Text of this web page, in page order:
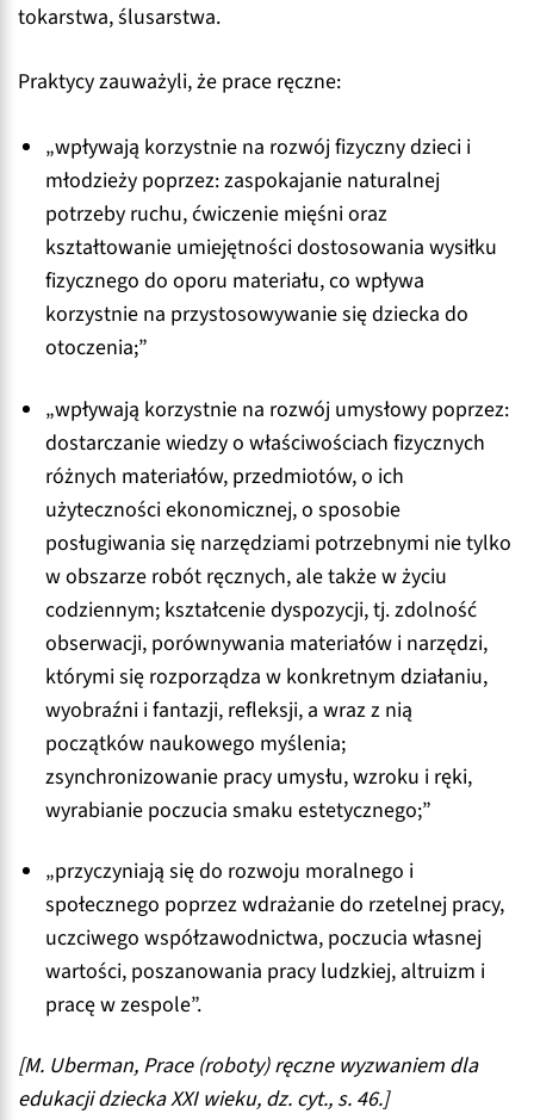
tokarstwa, ślusarstwa.
Praktycy zauważyli, że prace ręczne:
„wpływają korzystnie na rozwój fizyczny dzieci i
młodzieży poprzez: zaspokajanie naturalnej
potrzeby ruchu, ćwiczenie mięśni oraz
kształtowanie umiejętności dostosowania wysiłku
fizycznego do oporu materiału, co wpływa
korzystnie na przystosowywanie się dziecka do
otoczenia;”
„wpływają korzystnie na rozwój umysłowy poprzez:
dostarczanie wiedzy o właściwościach fizycznych
różnych materiałów, przedmiotów, o ich
użyteczności ekonomicznej, o sposobie
posługiwania się narzędziami potrzebnymi nie tylko
w obszarze robót ręcznych, ale także w życiu
codziennym; kształcenie dyspozycji, tj. zdolność
obserwacji, porównywania materiałów i narzędzi,
którymi się rozporządza w konkretnym działaniu,
wyobraźni i fantazji, refleksji, a wraz z nią
początków naukowego myślenia;
zsynchronizowanie pracy umysłu, wzroku i ręki,
wyrabianie poczucia smaku estetycznego;”
„przyczyniają się do rozwoju moralnego i
społecznego poprzez wdrażanie do rzetelnej pracy,
uczciwego współzawodnictwa, poczucia własnej
wartości, poszanowania pracy ludzkiej, altruizm i
pracę w zespole”.
[M. Uberman, Prace (roboty) ręczne wyzwaniem dla
edukacji dziecka XXI wieku, dz. cyt., s. 46.]